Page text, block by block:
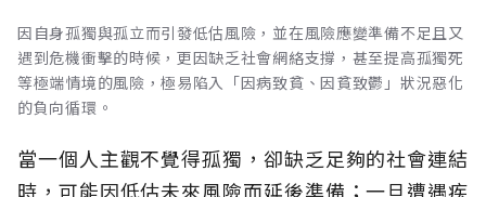
因自身孤獨與孤立而引發低估風險，並在風險應變準備不足且又
遇到危機衝擊的時候，更因缺乏社會網絡支撐，甚至提高孤獨死
等極端情境的風險，極易陷入「因病致貧、因貧致鬱」狀況惡化
的負向循環。
當一個人主觀不覺得孤獨，卻缺乏足夠的社會連結
時，可能因低估未來風險而延後準備；一旦遭遇疾